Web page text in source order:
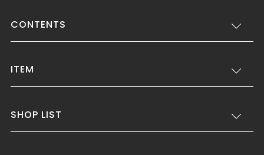
CONTENTS
ITEM
SHOP LIST